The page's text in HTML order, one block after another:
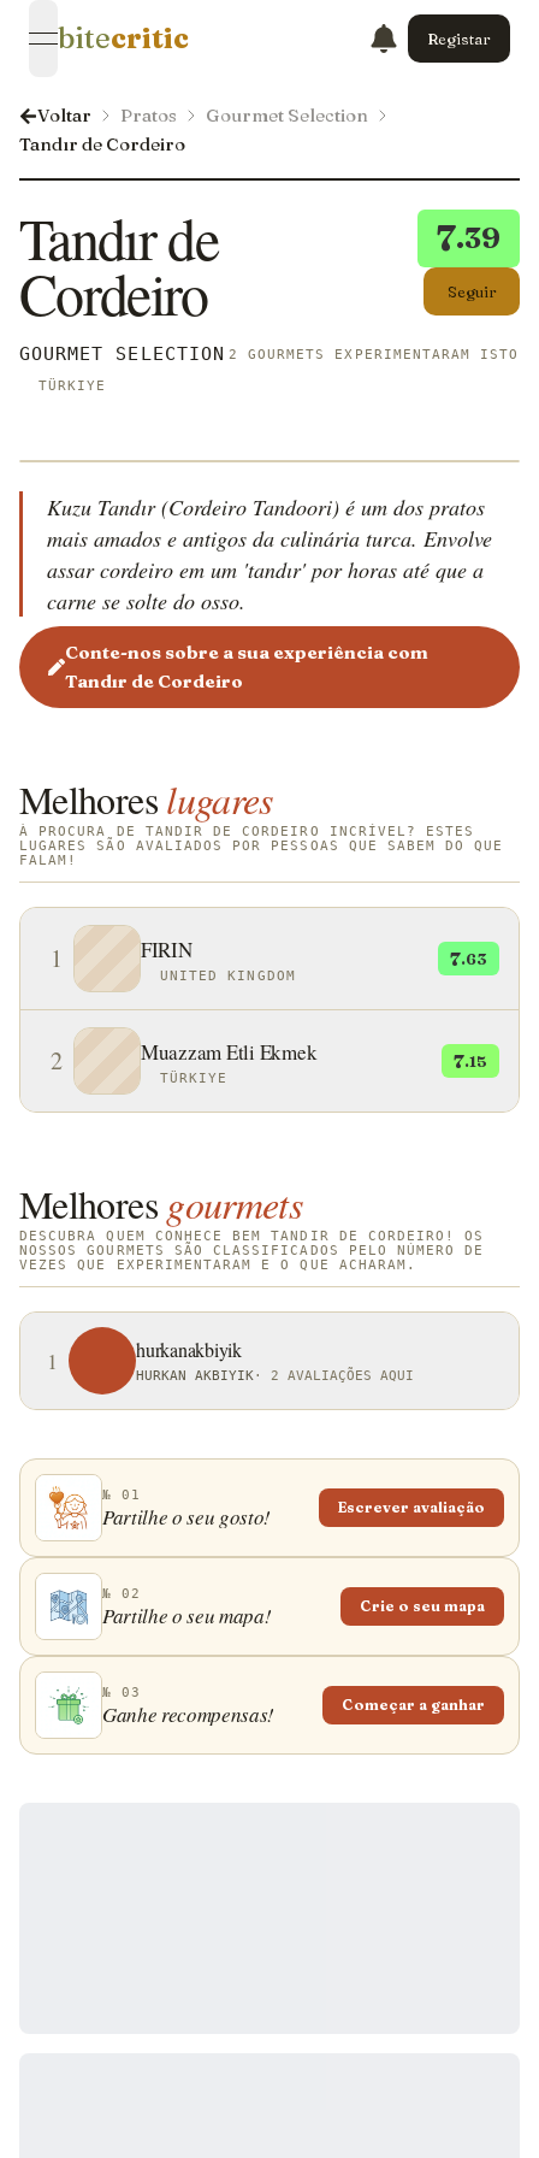
open navigation menu
bitecritic Registar
Voltar Pratos
Gourmet Selection
Tandır de Cordeiro
7.39
Seguir
Tandır de
Cordeiro
GOURMET SELECTION 2 GOURMETS EXPERIMENTARAM ISTO
TÜRKIYE
Kuzu Tandır (Cordeiro Tandoori) é um dos pratos
mais amados e antigos da culinária turca. Envolve
assar cordeiro em um 'tandır' por horas até que a
carne se solte do osso.
Conte-nos sobre a sua experiência com
Tandır de Cordeiro
Melhoreslugares
À PROCURA DE TANDIR DE CORDEIRO INCRÍVEL? ESTES
LUGARES SÃO AVALIADOS POR PESSOAS QUE SABEM DO QUE
FALAM!
1 FIRIN
UNITED KINGDOM
7.63
2 Muazzam Etli Ekmek
TÜRKIYE
7.15
Melhores gourmets
DESCUBRA QUEM CONHECE BEM TANDIR DE CORDEIRO! OS
NOSSOS GOURMETS SÃO CLASSIFICADOS PELO NÚMERO DE
VEZES QUE EXPERIMENTARAM E O QUE ACHARAM.
1 hurkanakbiyik
HURKAN AKBIYIK · 2 AVALIAÇÕES AQUI
№ 01
Partilhe o seu gosto! Escrever avaliação
№ 02
Partilhe o seu mapa! Crie o seu mapa
№ 03
Ganhe recompensas! Começar a ganhar